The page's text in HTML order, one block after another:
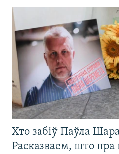
Хто забіў Паўла
Расказваем, што пра